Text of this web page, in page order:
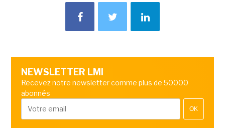
NEWSLETTER LMI
Recevez notre newsletter comme plus de 50000
abonnés
OK